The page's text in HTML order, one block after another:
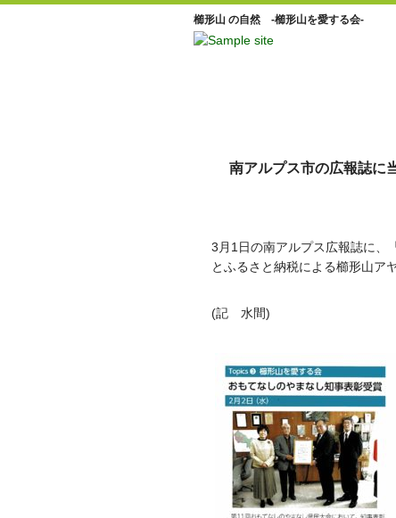
櫛形山 の自然 -櫛形山を愛する会-
南アルプス市の広報誌に
3月1日の南アルプス広報誌に、
とふるさと納税による櫛形山ア
(記 水間)